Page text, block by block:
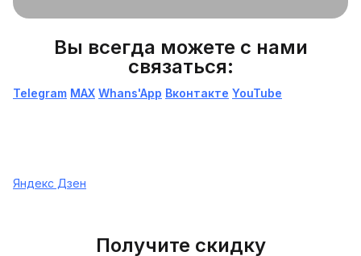
Вы всегда можете с нами
связаться:
Telegram МАХ Whans'App Вконтакте YouTube
Яндекс Дзен
Получите скидку